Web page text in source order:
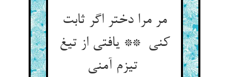
مر مرا دختر اگر ثابت
کنی ** یافتی از تیغ